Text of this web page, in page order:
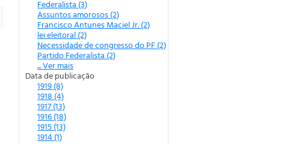
Federalista (3)
Assuntos amorosos (2)
Francisco Antunes Maciel Jr. (2)
lei eleitoral (2)
Necessidade de congresso do PF (2)
Partido Federalista (2)
... Ver mais
Data de publicação
1919 (8)
1918 (4)
1917 (13)
1916 (18)
1915 (13)
1914 (1)